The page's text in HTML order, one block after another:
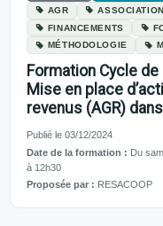
AGR
FINANCEMENTS
MÉTHODOLOGIE
Formation Cycle
Mise en place
revenus (AGR)
Publié le 03/12/2024
Date de la formation : Du
à 12h30
Proposée par : RESACOOP